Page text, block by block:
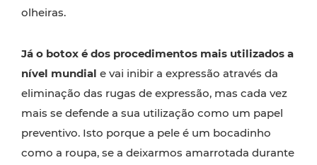
olheiras.
Já o botox é dos procedimentos mais utilizados a
nível mundial e vai inibir a expressão através da
eliminação das rugas de expressão, mas cada vez
mais se defende a sua utilização como um papel
preventivo. Isto porque a pele é um bocadinho
como a roupa, se a deixarmos amarrotada durante